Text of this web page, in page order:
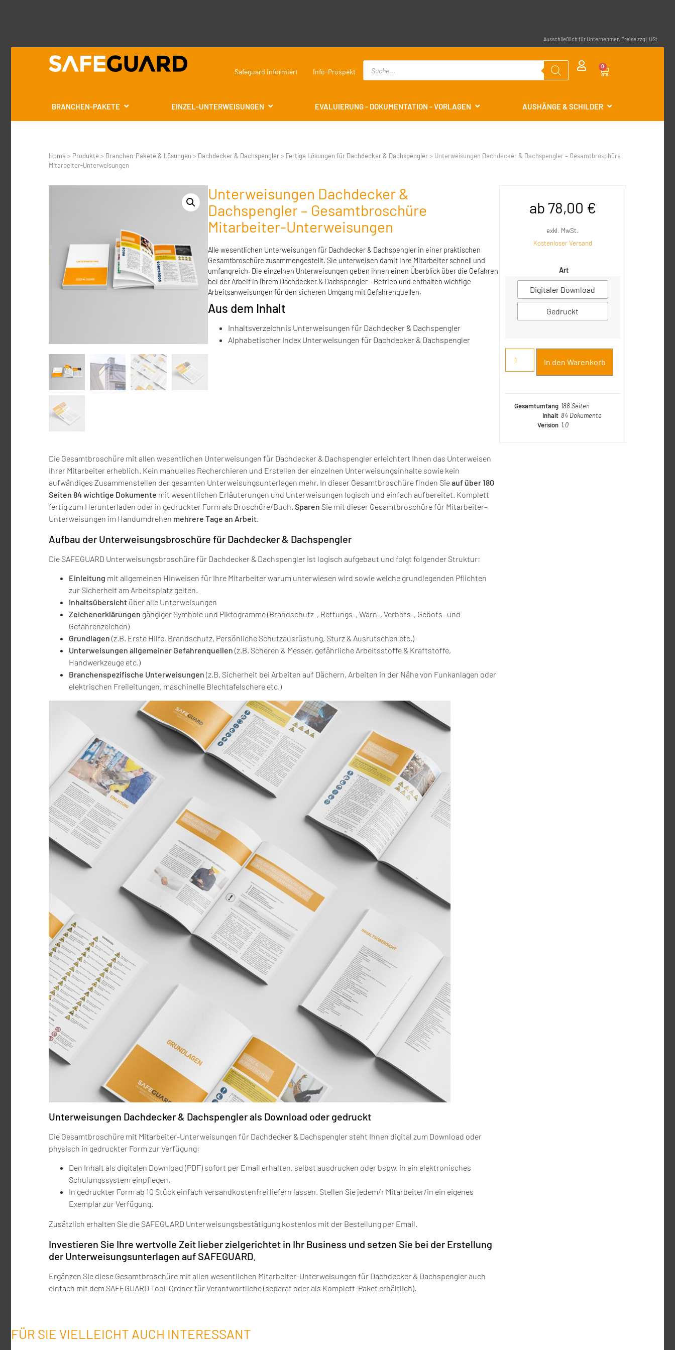
Ausschließlich für Unternehmer. Preise zzgl. USt.
Safeguard informiert Info-Prospekt
0
BRANCHEN-PAKETE EINZEL-UNTERWEISUNGEN EVALUIERUNG - DOKUMENTATION - VORLAGEN AUSHÄNGE & SCHILDER
Home > Produkte > Branchen-Pakete & Lösungen > Dachdecker & Dachspengler> Fertige Lösungen für Dachdecker & Dachspengler> Unterweisungen Dachdecker & Dachspengler – Gesamtbroschüre
Mitarbeiter-Unterweisungen
Unterweisungen Dachdecker &
Dachspengler – Gesamtbroschüre
Mitarbeiter-Unterweisungen
Alle wesentlichen Unterweisungen für Dachdecker & Dachspengler in einer praktischen
Gesamtbroschüre zusammengestellt. Sie unterweisen damit Ihre Mitarbeiter schnell und
umfangreich. Die einzelnen Unterweisungen geben ihnen einen Überblick über die Gefahren
bei der Arbeit in Ihrem Dachdecker & Dachspengler – Betrieb und enthalten wichtige
Arbeitsanweisungen für den sicheren Umgang mit Gefahrenquellen.
Aus dem Inhalt
Inhaltsverzeichnis Unterweisungen für Dachdecker & Dachspengler
Alphabetischer Index Unterweisungen für Dachdecker & Dachspengler
Die Gesamtbroschüre mit allen wesentlichen Unterweisungen für Dachdecker & Dachspengler erleichtert Ihnen das Unterweisen
Ihrer Mitarbeiter erheblich. Kein manuelles Recherchieren und Erstellen der einzelnen Unterweisungsinhalte sowie kein
aufwändiges Zusammenstellen der gesamten Unterweisungsunterlagen mehr. In dieser Gesamtbroschüre finden Sieauf über 180
Seiten 84 wichtige Dokumente mit wesentlichen Erläuterungen und Unterweisungen logisch und einfach aufbereitet. Komplett
fertig zum Herunterladen oder in gedruckter Form als Broschüre/Buch. Sparen Sie mit dieser Gesamtbroschüre für Mitarbeiter-
Unterweisungen im Handumdrehen mehrere Tage an Arbeit
Aufbau der Unterweisungsbroschüre für Dachdecker & Dachspengler
Die SAFEGUARD Unterweisungsbroschüre für Dachdecker & Dachspengler ist logisch aufgebaut und folgt folgender Struktur:
Einleitung mit allgemeinen Hinweisen für Ihre Mitarbeiter warum unterwiesen wird sowie welche grundlegenden Pflichten
zur Sicherheit am Arbeitsplatz gelten.
Inhaltsübersicht über alle Unterweisungen
Zeichenerklärungen gängiger Symbole und Piktogramme (Brandschutz-, Rettungs-, Warn-, Verbots-, Gebots- und
Gefahrenzeichen)
Grundlagen (z.B. Erste Hilfe, Brandschutz, Persönliche Schutzausrüstung, Sturz & Ausrutschen etc.)
Unterweisungen allgemeiner Gefahrenquellen (z.B. Scheren & Messer, gefährliche Arbeitsstoffe & Kraftstoffe,
Handwerkzeuge etc.)
Branchenspezifische Unterweisungen (z.B. Sicherheit bei Arbeiten auf Dächern, Arbeiten in der Nähe von Funkanlagen oder
elektrischen Freileitungen, maschinelle Blechtafelschere etc.)
Unterweisungen Dachdecker & Dachspengler als Download oder gedruckt
Die Gesamtbroschüre mit Mitarbeiter-Unterweisungen für Dachdecker & Dachspengler steht Ihnen digital zum Download oder
physisch in gedruckter Form zur Verfügung:
Den Inhalt als digitalen Download (PDF) sofort per Email erhalten, selbst ausdrucken oder bspw. in ein elektronisches
Schulungssystem einpflegen.
In gedruckter Form ab 10 Stück einfach versandkostenfrei liefern lassen. Stellen Sie jedem/r Mitarbeiter/in ein eigenes
Exemplar zur Verfügung.
Zusätzlich erhalten Sie die SAFEGUARD Unterweisungsbestätigung kostenlos mit der Bestellung per Email.
Investieren Sie Ihre wertvolle Zeit lieber zielgerichtet in Ihr Business und setzen Sie bei der Erstellung
der Unterweisungsunterlagen auf SAFEGUARD.
Ergänzen Sie diese Gesamtbroschüre mit allen wesentlichen Mitarbeiter-Unterweisungen für Dachdecker & Dachspengler auch
einfach mit dem SAFEGUARD Tool-Ordner für Verantwortliche (separat oder als Komplett-Paket erhältlich).
ab 78,00 €
exkl. MwSt.
Kostenloser Versand
Art
Digitaler Download
Gedruckt
In den Warenkorb
Gesamtumfang 188 Seiten
Inhalt 84 Dokumente
Version 1.0
FÜR SIE VIELLEICHT AUCH INTERESSANT